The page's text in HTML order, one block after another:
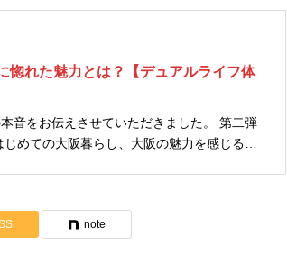
惚れた魅力とは？【デュアルライフ体
お伝えさせていただきました。 第二弾
note